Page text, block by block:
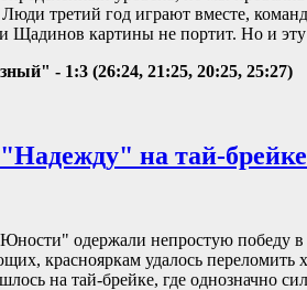
третий год играют вместе,
Щадинов картины не портит. Но и
- 1:3 (26:24, 21:25, 20:25, 25:27)
на тай-
одержали непростую победу
краснояркам удалось переломить
на тай-брейке, где однозначно